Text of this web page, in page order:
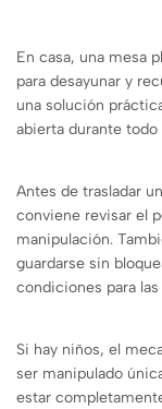
En casa, una mesa
para desayunar y
una solución
abierta durante todo
Antes de trasladar
conviene revisar el
manipulación.
guardarse sin
condiciones para
Si hay niños, el
ser manipulado
estar